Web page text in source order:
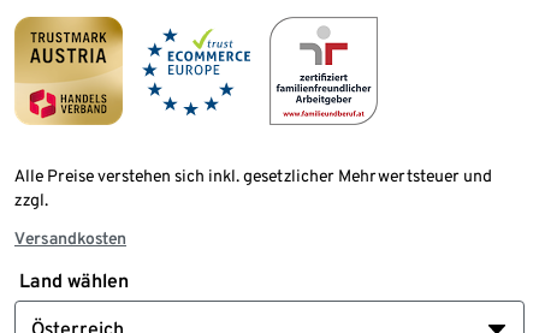
Alle Preise verstehen sich inkl. gesetzlicher Mehrwertsteuer und
zzgl.
Versandkosten
Land wählen